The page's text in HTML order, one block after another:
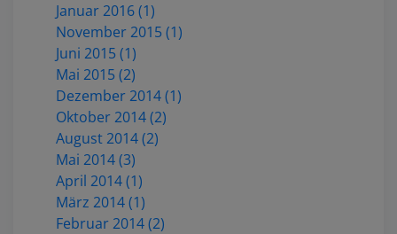
Januar 2016 (1)
November 2015 (1)
Juni 2015 (1)
Mai 2015 (2)
Dezember 2014 (1)
Oktober 2014 (2)
August 2014 (2)
Mai 2014 (3)
April 2014 (1)
März 2014 (1)
Februar 2014 (2)